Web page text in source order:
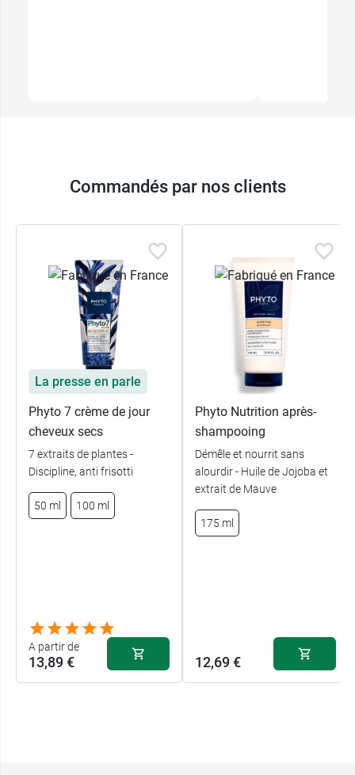
Commandés par nos clients
La presse en parle
Phyto 7 crème de jour
cheveux secs
7 extraits de plantes -
Discipline, anti frisotti
50 ml 100 ml
A partir de
13,89 €
Phyto Nutrition après-
shampooing
Démêle et nourrit sans
alourdir - Huile de Jojoba et
extrait de Mauve
175 ml
12,69 €